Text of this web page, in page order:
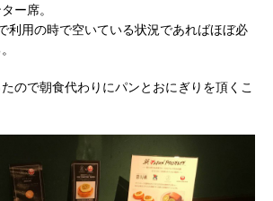
ー席。
利用の時で空いている状況であればほぼ必
ので朝食代わりにパンとおにぎりを頂くこ